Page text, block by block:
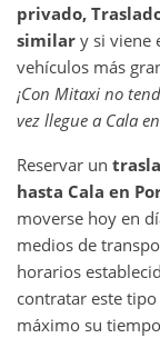
privado,
similar y si viene
vehículos más
¡Con Mitaxi no
vez llegue a Cala
Reservar un
hasta Cala en
moverse hoy en
medios de
horarios
contratar este
máximo su